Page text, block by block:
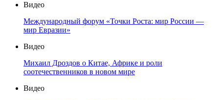
Видео
Международный форум «Точки Роста: мир России —
мир Евразии»
Видео
Михаил Дроздов о Китае, Африке и роли
соотечественников в новом мире
Видео